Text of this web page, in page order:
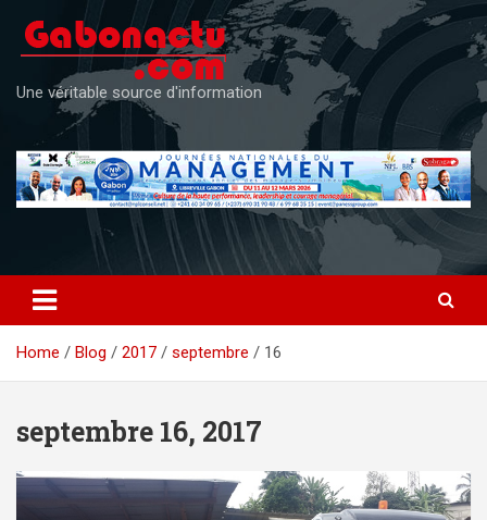
content
Une véritable source d'information
Home Blog 2017 septembre 16
septembre 16, 2017